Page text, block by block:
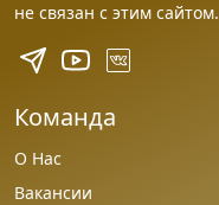
не связан с этим сайтом.
Команда
О Нас
Вакансии